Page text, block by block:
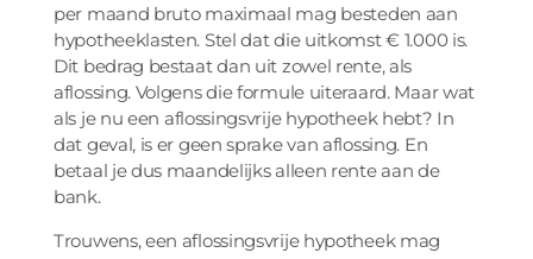
per maand bruto maximaal mag besteden aan
hypotheeklasten. Stel dat die uitkomst € 1.000 is.
Dit bedrag bestaat dan uit zowel rente, als
aflossing. Volgens die formule uiteraard. Maar wat
als je nu een aflossingsvrije hypotheek hebt? In
dat geval, is er geen sprake van aflossing. En
betaal je dus maandelijks alleen rente aan de
bank.
Trouwens, een aflossingsvrije hypotheek mag